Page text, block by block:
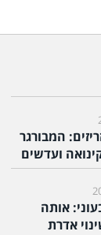
המבורגר
ועדשים
אותה
אדרת